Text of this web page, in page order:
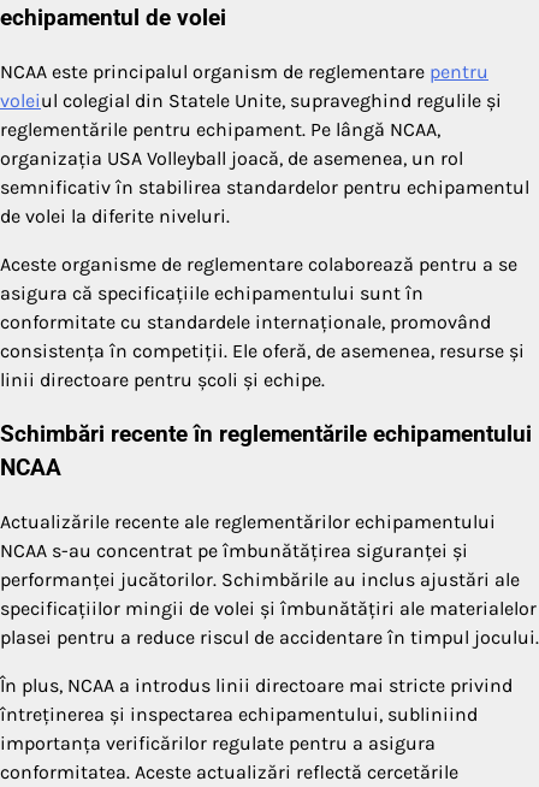
echipamentul de volei
NCAA este principalul organism de reglementare pentru
voleiul colegial din Statele Unite, supraveghind regulile și
reglementările pentru echipament. Pe lângă NCAA,
organizația USA Volleyball joacă, de asemenea, un rol
semnificativ în stabilirea standardelor pentru echipamentul
de volei la diferite niveluri.
Aceste organisme de reglementare colaborează pentru a se
asigura că specificațiile echipamentului sunt în
conformitate cu standardele internaționale, promovând
consistența în competiții. Ele oferă, de asemenea, resurse și
linii directoare pentru școli și echipe.
Schimbări recente în reglementările echipamentului
NCAA
Actualizările recente ale reglementărilor echipamentului
NCAA s-au concentrat pe îmbunătățirea siguranței și
performanței jucătorilor. Schimbările au inclus ajustări ale
specificațiilor mingii de volei și îmbunătățiri ale materialelor
plasei pentru a reduce riscul de accidentare în timpul jocului.
În plus, NCAA a introdus linii directoare mai stricte privind
întreținerea și inspectarea echipamentului, subliniind
importanța verificărilor regulate pentru a asigura
conformitatea. Aceste actualizări reflectă cercetările